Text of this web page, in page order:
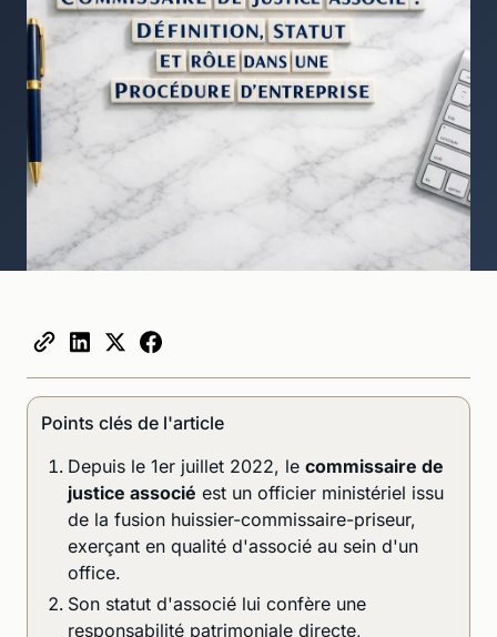
Points clés de l'article
Depuis le 1er juillet 2022, le commissaire de
justice associé est un officier ministériel issu
de la fusion huissier-commissaire-priseur,
exerçant en qualité d'associé au sein d'un
office.
Son statut d'associé lui confère une
responsabilité patrimoniale directe,